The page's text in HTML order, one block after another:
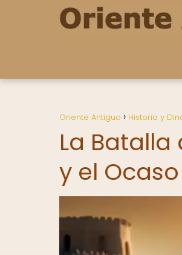
Oriente Antiguo Historia y
La
y el